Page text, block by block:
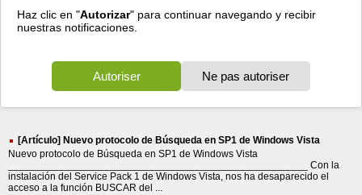
18772 resultados Ordenar por fecha-Ordenar por pertinencia
[Artículo] Nuevo protocolo de Búsqueda en SP1 de Windows Vista
Nuevo protocolo de Búsqueda en SP1 de Windows Vista
_____________________________________________________ Con la
instalación del Service Pack 1 de Windows Vista, nos ha desaparecido el
acceso a la función BUSCAR del ...